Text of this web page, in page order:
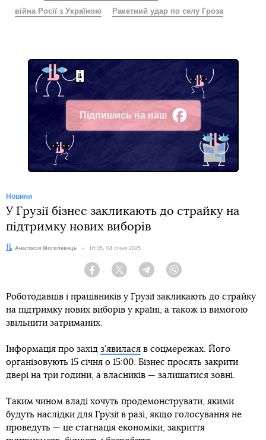
війна Росії з Україною
Ракетний удар по селу Гроза
Підпишись на наш
Facebook
Новини
У Грузії бізнес закликають до страйку на
підтримку нових виборів
Автор:
Анастасія Могилевець Дата:
16:05, 04 січня 2025
Facebook Twitter Telegram
Роботодавців і працівників у Грузії закликають до страйку
на підтримку нових виборів у країні, а також із вимогою
звільнити затриманих.
Інформація про захід з’явилася в соцмережах. Його
організовують 15 січня о 15:00. Бізнес просять закрити
двері на три години, а власників — залишатися зовні.
Таким чином владі хочуть продемонструвати, якими
будуть наслідки для Грузії в разі, якщо голосування не
проведуть — це стагнація економіки, закриття